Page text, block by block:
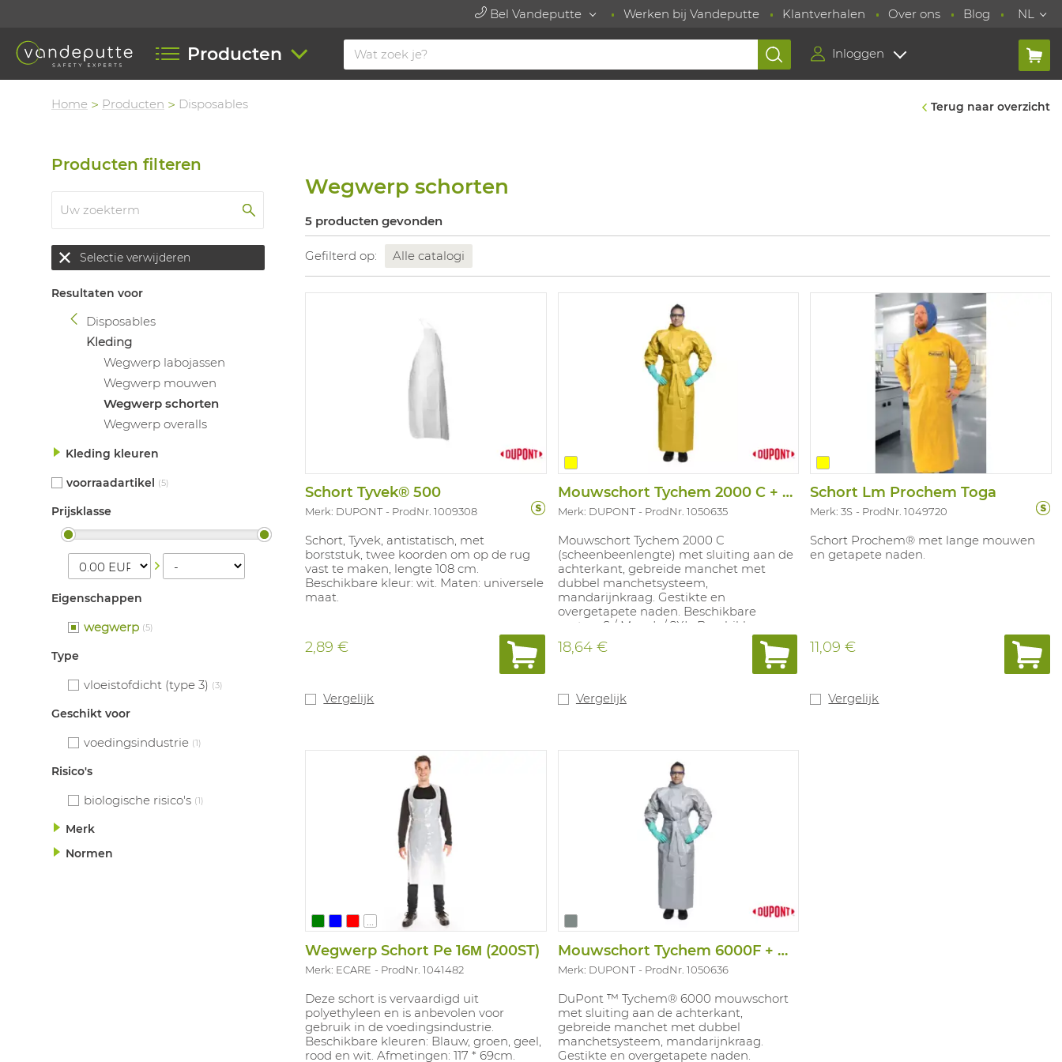
Bel Vandeputte Werken bij Vandeputte Klantverhalen Over ons Blog NL
Producten Inloggen
Home Producten Disposables Terug naar overzicht
Producten filteren
Selectie verwijderen
Resultaten voor
Disposables
Kleding
Wegwerp labojassen
Wegwerp mouwen
Wegwerp schorten
Wegwerp overalls
Kleding kleuren
voorraadartikel (5)
Prijsklasse
Eigenschappen
wegwerp (5)
Type
vloeistofdicht (type 3) (3)
Geschikt voor
voedingsindustrie (1)
Risico's
biologische risico's (1)
Merk
Normen
Wegwerp schorten
5 producten gevonden
Gefilterd op: Alle catalogi
Schort Tyvek® 500
Merk: DUPONT ProdNr. 1009308
Schort, Tyvek, antistatisch, met
borststuk, twee koorden om op de rug
vast te maken, lengte 108 cm.
Beschikbare kleur: wit. Maten: universele
maat.
2,89 €
Vergelijk
Mouwschort Tychem 2000 C + Kraag
Merk: DUPONT ProdNr. 1050635
Mouwschort Tychem 2000 C
(scheenbeenlengte) met sluiting aan de
achterkant, gebreide manchet met
dubbel manchetsysteem,
mandarijnkraag. Gestikte en
overgetapete naden. Beschikbare
maten: S / M en L / 2XL. Beschikbare
kleuren: Geel. In overeenstemming met:
EN14605: 2005 + A1: 2009 (type 3) en EN
18,64 €
Vergelijk
Schort Lm Prochem Toga
Merk: 3S ProdNr. 1049720
Schort Prochem® met lange mouwen
en getapete naden.
11,09 €
Vergelijk
Wegwerp Schort Pe 16Μ (200ST)
Merk: ECARE ProdNr. 1041482
Deze schort is vervaardigd uit
polyethyleen en is anbevolen voor
gebruik in de voedingsindustrie.
Beschikbare kleuren: Blauw, groen, geel,
rood en wit. Afmetingen: 117 * 69cm.
Mouwschort Tychem 6000F + Kraag
Merk: DUPONT ProdNr. 1050636
DuPont ™ Tychem® 6000 mouwschort
met sluiting aan de achterkant,
gebreide manchet met dubbel
manchetsysteem, mandarijnkraag.
Gestikte en overgetapete naden.